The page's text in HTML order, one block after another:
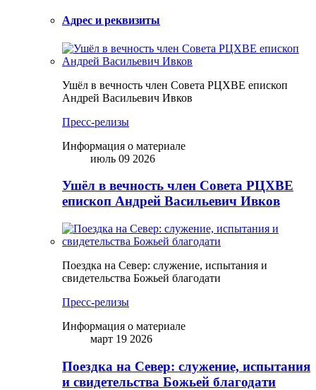
Адрес и реквизиты
Ушёл в вечность член Совета РЦХВЕ епископ
Андрей Васильевич Ивков
Пресс-релизы
Информация о материале
июль 09 2026
Ушёл в вечность член Совета РЦХВЕ
епископ Андрей Васильевич Ивков
Поездка на Север: служение, испытания и
свидетельства Божьей благодати
Пресс-релизы
Информация о материале
март 19 2026
Поездка на Север: служение, испытания
и свидетельства Божьей благодати